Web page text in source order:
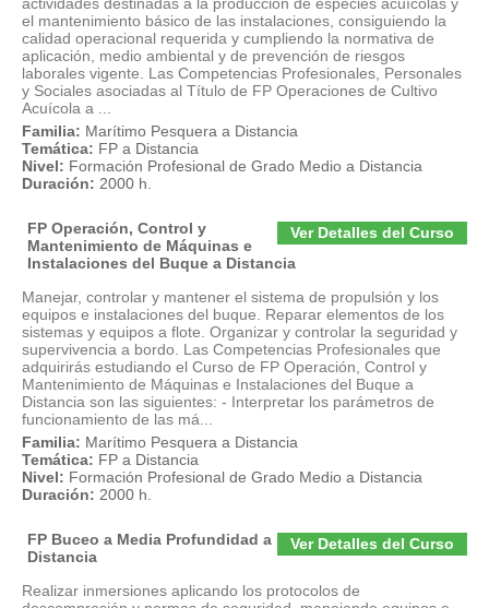
el mantenimiento básico de las instalaciones, consiguiendo la
calidad operacional requerida y cumpliendo la normativa de
aplicación, medio ambiental y de prevención de riesgos
laborales vigente. Las Competencias Profesionales, Personales
y Sociales asociadas al Título de FP Operaciones de Cultivo
Acuícola a ...
Familia: Marítimo Pesquera a Distancia
Temática: FP a Distancia
Nivel: Formación Profesional de Grado Medio a Distancia
Duración: 2000 h.
Ver Detalles del Curso
FP Operación, Control y
Mantenimiento de Máquinas e
Instalaciones del Buque a Distancia
Manejar, controlar y mantener el sistema de propulsión y los
equipos e instalaciones del buque. Reparar elementos de los
sistemas y equipos a flote. Organizar y controlar la seguridad y
supervivencia a bordo. Las Competencias Profesionales que
adquirirás estudiando el Curso de FP Operación, Control y
Mantenimiento de Máquinas e Instalaciones del Buque a
Distancia son las siguientes: - Interpretar los parámetros de
funcionamiento de las má...
Familia: Marítimo Pesquera a Distancia
Temática: FP a Distancia
Nivel: Formación Profesional de Grado Medio a Distancia
Duración: 2000 h.
Ver Detalles del Curso
FP Buceo a Media Profundidad a
Distancia
Realizar inmersiones aplicando los protocolos de